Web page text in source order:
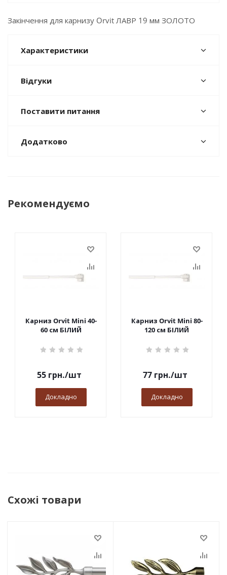
Закінчення для карнизу Orvit ЛАВР 19 мм ЗОЛОТО
Характеристики
Відгуки
Поставити питання
Додатково
Рекомендуємо
Карниз Orvit Mini 40-
60 см БІЛИЙ
55грн./шт
Докладно
Карниз Orvit Mini 80-
120 см БІЛИЙ
77грн./шт
Докладно
Схожі товари